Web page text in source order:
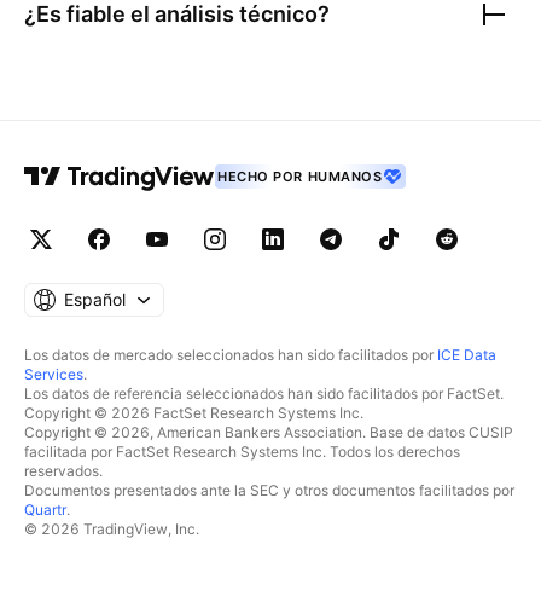
¿Es fiable el análisis técnico?
HECHO POR HUMANOS
Español
Los datos de mercado seleccionados han sido facilitados por ICE Data
Services.
Los datos de referencia seleccionados han sido facilitados por FactSet.
Copyright © 2026 FactSet Research Systems Inc.
Copyright © 2026, American Bankers Association. Base de datos CUSIP
facilitada por FactSet Research Systems Inc. Todos los derechos
reservados.
Documentos presentados ante la SEC y otros documentos facilitados por
Quartr.
© 2026 TradingView, Inc.